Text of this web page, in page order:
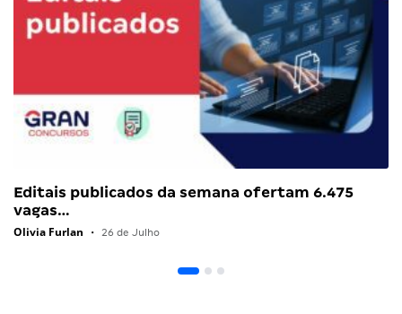
Editais publicados da semana ofertam 6.475
vagas…
Olivia Furlan • 26 de Julho